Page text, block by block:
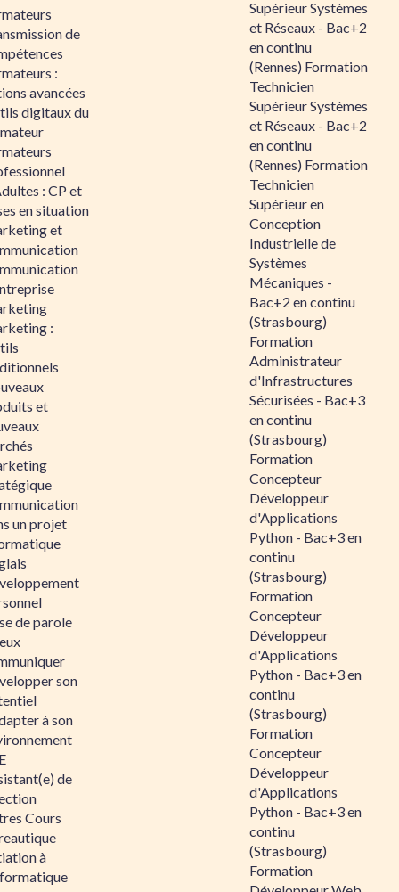
de
:
avancées
digitaux du
: CP et
en situation
et
:
et
un projet
de parole
son
à son
de
Cours
à
Supérieur Systèmes
et Réseaux - Bac+2
en continu
(Rennes) Formation
Technicien
Supérieur Systèmes
et Réseaux - Bac+2
en continu
(Rennes) Formation
Technicien
Supérieur en
Conception
Industrielle de
Systèmes
Mécaniques -
Bac+2 en continu
(Strasbourg)
Formation
Administrateur
d'Infrastructures
Sécurisées - Bac+3
en continu
(Strasbourg)
Formation
Concepteur
Développeur
d'Applications
Python - Bac+3 en
continu
(Strasbourg)
Formation
Concepteur
Développeur
d'Applications
Python - Bac+3 en
continu
(Strasbourg)
Formation
Concepteur
Développeur
d'Applications
Python - Bac+3 en
continu
(Strasbourg)
Formation